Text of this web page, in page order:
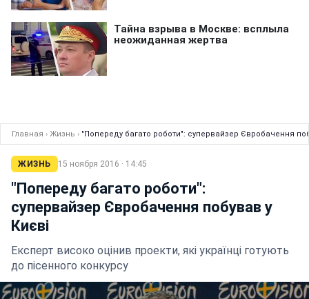
Главная › Жизнь › "Попереду багато роботи": супервайзер Євробачення
ЖИЗНЬ 15 ноября 2016 · 14:45
"Попереду багато роботи":
супервайзер Євробачення побував у
Києві
Експерт високо оцінив проекти, які українці готують
до пісенного конкурсу